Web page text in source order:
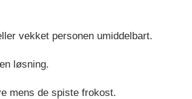
vekket personen umiddelbart.
løsning.
mens de spiste frokost.